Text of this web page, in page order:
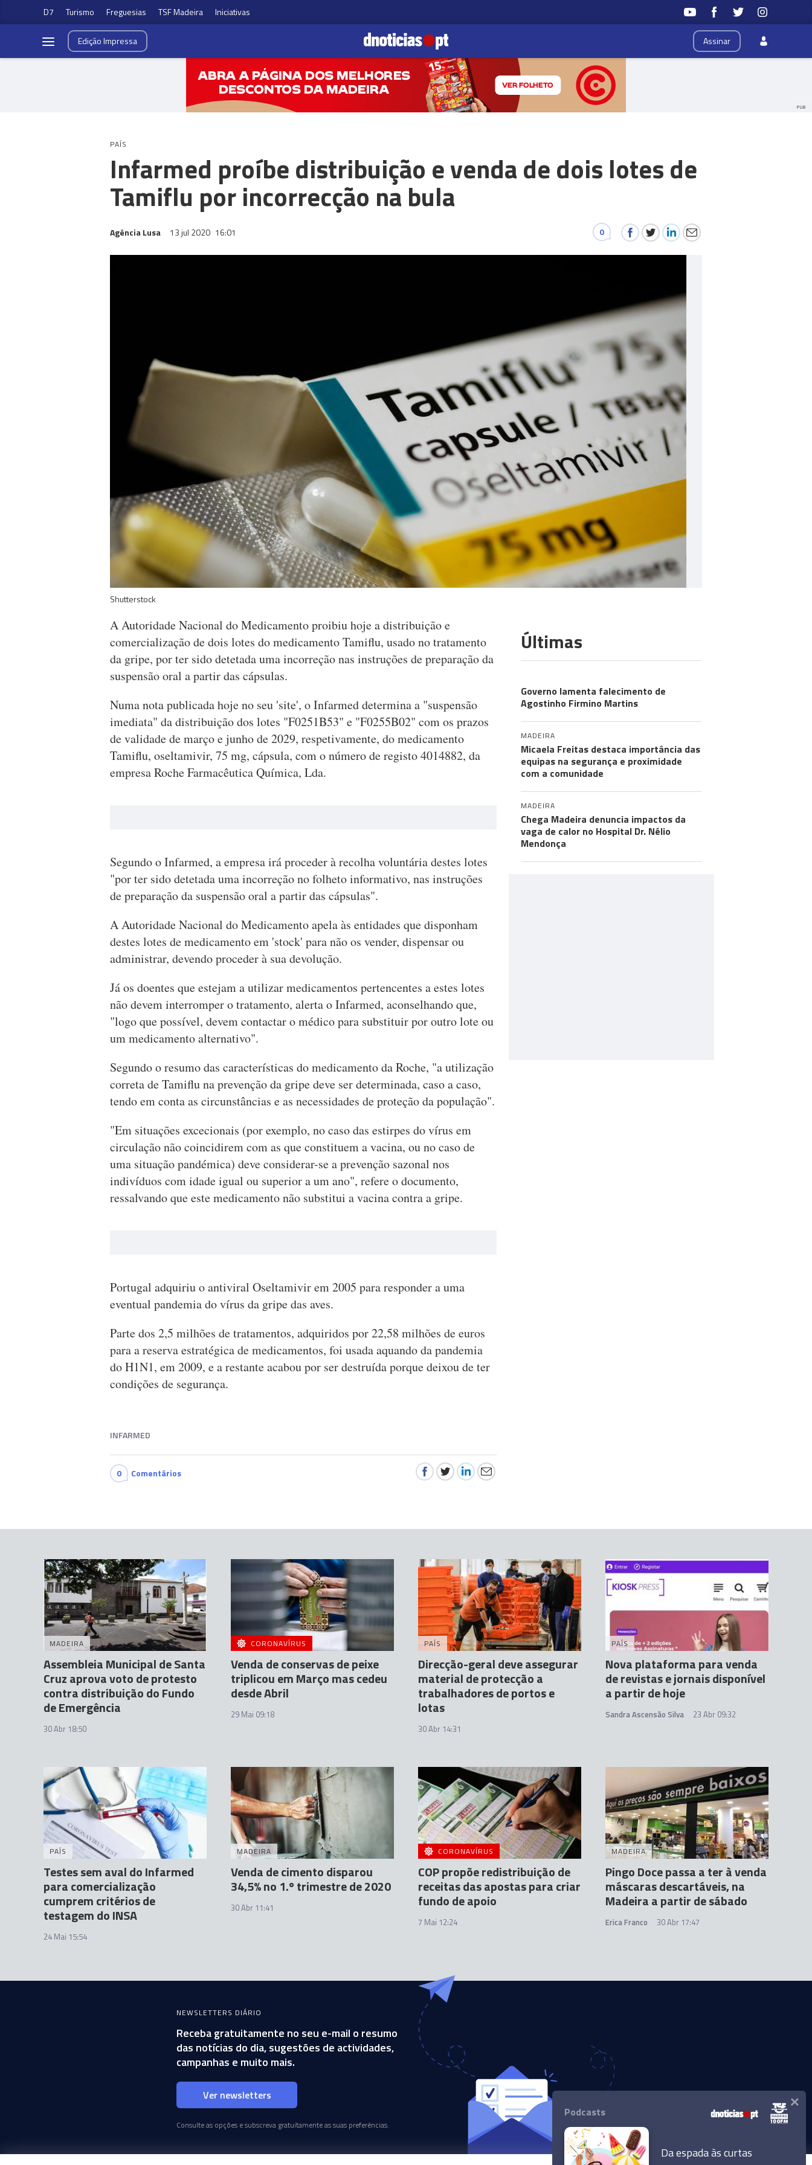
D7 Turismo Freguesias TSF Madeira Iniciativas
Assinar
EdiçãoImpressa
PUB
PAÍS
Infarmed proíbe distribuição e venda de dois lotes de
Tamiflu por incorrecção na bula
Agência Lusa 13 jul 2020 16:01 0
Shutterstock
A Autoridade Nacional do Medicamento proibiu hoje a distribuição e
comercialização de dois lotes do medicamento Tamiflu, usado no tratamento
da gripe, por ter sido detetada uma incorreção nas instruções de preparação da
suspensão oral a partir das cápsulas.
Numa nota publicada hoje no seu 'site', o Infarmed determina a "suspensão
imediata" da distribuição dos lotes "F0251B53" e "F0255B02" com os prazos
de validade de março e junho de 2029, respetivamente, do medicamento
Tamiflu, oseltamivir, 75 mg, cápsula, com o número de registo 4014882, da
empresa Roche Farmacêutica Química, Lda.
Segundo o Infarmed, a empresa irá proceder à recolha voluntária destes lotes
"por ter sido detetada uma incorreção no folheto informativo, nas instruções
de preparação da suspensão oral a partir das cápsulas".
A Autoridade Nacional do Medicamento apela às entidades que disponham
destes lotes de medicamento em 'stock' para não os vender, dispensar ou
administrar, devendo proceder à sua devolução.
Já os doentes que estejam a utilizar medicamentos pertencentes a estes lotes
não devem interromper o tratamento, alerta o Infarmed, aconselhando que,
"logo que possível, devem contactar o médico para substituir por outro lote ou
um medicamento alternativo".
Segundo o resumo das características do medicamento da Roche, "a utilização
correta de Tamiflu na prevenção da gripe deve ser determinada, caso a caso,
tendo em conta as circunstâncias e as necessidades de proteção da população".
"Em situações excecionais (por exemplo, no caso das estirpes do vírus em
circulação não coincidirem com as que constituem a vacina, ou no caso de
uma situação pandémica) deve considerar-se a prevenção sazonal nos
indivíduos com idade igual ou superior a um ano", refere o documento,
ressalvando que este medicamento não substitui a vacina contra a gripe.
Portugal adquiriu o antiviral Oseltamivir em 2005 para responder a uma
eventual pandemia do vírus da gripe das aves.
Parte dos 2,5 milhões de tratamentos, adquiridos por 22,58 milhões de euros
para a reserva estratégica de medicamentos, foi usada aquando da pandemia
do H1N1, em 2009, e a restante acabou por ser destruída porque deixou de ter
condições de segurança.
INFARMED
0 Comentários
Últimas
Governo lamenta falecimento de
Agostinho Firmino Martins
MADEIRA
Micaela Freitas destaca importância das
equipas na segurança e proximidade
com a comunidade
MADEIRA
Chega Madeira denuncia impactos da
vaga de calor no Hospital Dr. Nélio
Mendonça
MADEIRA
Assembleia Municipal de Santa
Cruz aprova voto de protesto
contra distribuição do Fundo
de Emergência
30 Abr 18:50
CORONAVÍRUS
Venda de conservas de peixe
triplicou em Março mas cedeu
desde Abril
29 Mai 09:18
PAÍS
Direcção-geral deve assegurar
material de protecção a
trabalhadores de portos e
lotas
30 Abr 14:31
PAÍS
Nova plataforma para venda
de revistas e jornais disponível
a partir de hoje
Sandra Ascensão Silva 23 Abr 09:32
PAÍS
Testes sem aval do Infarmed
para comercialização
cumprem critérios de
testagem do INSA
24 Mai 15:54
MADEIRA
Venda de cimento disparou
34,5% no 1.º trimestre de 2020
30 Abr 11:41
CORONAVÍRUS
COP propõe redistribuição de
receitas das apostas para criar
fundo de apoio
7 Mai 12:24
MADEIRA
Pingo Doce passa a ter à venda
máscaras descartáveis, na
Madeira a partir de sábado
Erica Franco 30 Abr 17:47
NEWSLETTERS DIÁRIO
Receba gratuitamente no seu e-mail o resumo
das notícias do dia, sugestões de actividades,
campanhas e muito mais.
Ver newsletters
Consulte as opções e subscreva gratuitamente as suas preferências.
Podcasts
Da espada às curtas
×